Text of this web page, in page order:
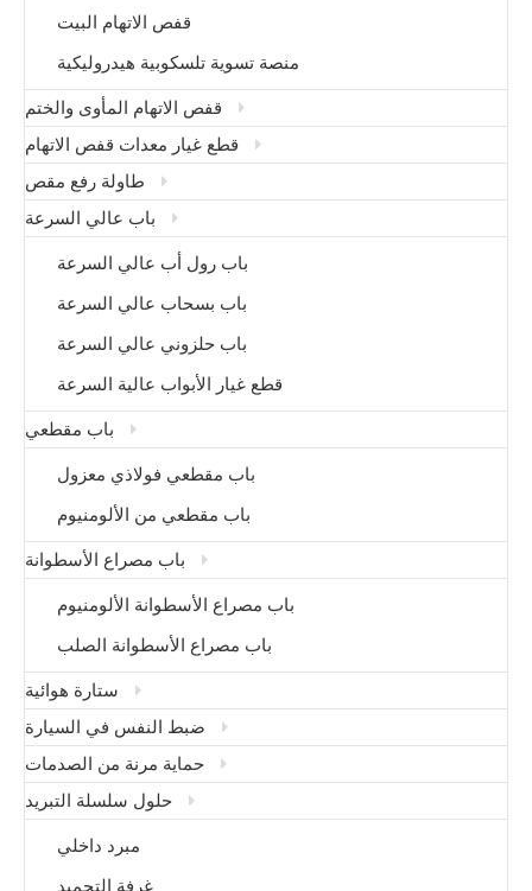
قفص الاتهام البيت
منصة تسوية تلسكوبية هيدروليكية
قفص الاتهام المأوى والختم
قطع غيار معدات قفص الاتهام
طاولة رفع مقص
باب عالي السرعة
باب رول أب عالي السرعة
باب بسحاب عالي السرعة
باب حلزوني عالي السرعة
قطع غيار الأبواب عالية السرعة
باب مقطعي
باب مقطعي فولاذي معزول
باب مقطعي من الألومنيوم
باب مصراع الأسطوانة
باب مصراع الأسطوانة الألومنيوم
باب مصراع الأسطوانة الصلب
ستارة هوائية
ضبط النفس في السيارة
حماية مرنة من الصدمات
حلول سلسلة التبريد
مبرد داخلي
غرفة التجميد